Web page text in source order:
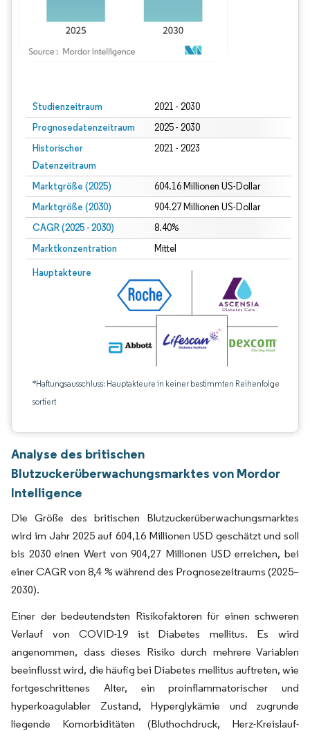
Studienzeitraum 2021 - 2030
Prognosedatenzeitraum 2025 - 2030
Historischer
Datenzeitraum
2021 - 2023
Marktgröße (2025) 604.16 Millionen US-Dollar
Marktgröße (2030) 904.27 Millionen US-Dollar
CAGR (2025 - 2030) 8.40%
Marktkonzentration Mittel
Hauptakteure
*Haftungsausschluss: Hauptakteure in keiner bestimmten Reihenfolge
sortiert
Analyse des britischen
Blutzuckerüberwachungsmarktes von Mordor
Intelligence
Die Größe des britischen Blutzuckerüberwachungsmarktes
wird im Jahr 2025 auf 604,16 Millionen USD geschätzt und soll
bis 2030 einen Wert von 904,27 Millionen USD erreichen, bei
einer CAGR von 8,4 % während des Prognosezeitraums (2025–
2030).
Einer der bedeutendsten Risikofaktoren für einen schweren
Verlauf von COVID-19 ist Diabetes mellitus. Es wird
angenommen, dass dieses Risiko durch mehrere Variablen
beeinflusst wird, die häufig bei Diabetes mellitus auftreten, wie
fortgeschrittenes Alter, ein proinflammatorischer und
hyperkoagulabler Zustand, Hyperglykämie und zugrunde
liegende Komorbiditäten (Bluthochdruck, Herz-Kreislauf-